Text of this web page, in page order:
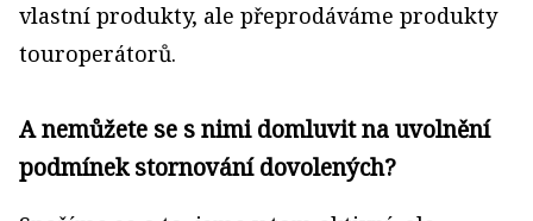
vlastní produkty, ale přeprodáváme produkty
touroperátorů.
A nemůžete se s nimi domluvit na uvolnění
podmínek stornování dovolených?